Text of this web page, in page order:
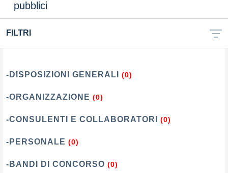
pubblici
FILTRI
-DISPOSIZIONI GENERALI (0)
-ORGANIZZAZIONE (0)
-CONSULENTI E COLLABORATORI (0)
-PERSONALE (0)
-BANDI DI CONCORSO (0)